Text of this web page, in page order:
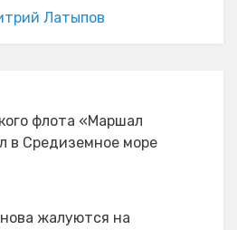
Латыпов
флота «Маршал
в Средиземное море
жалуются на